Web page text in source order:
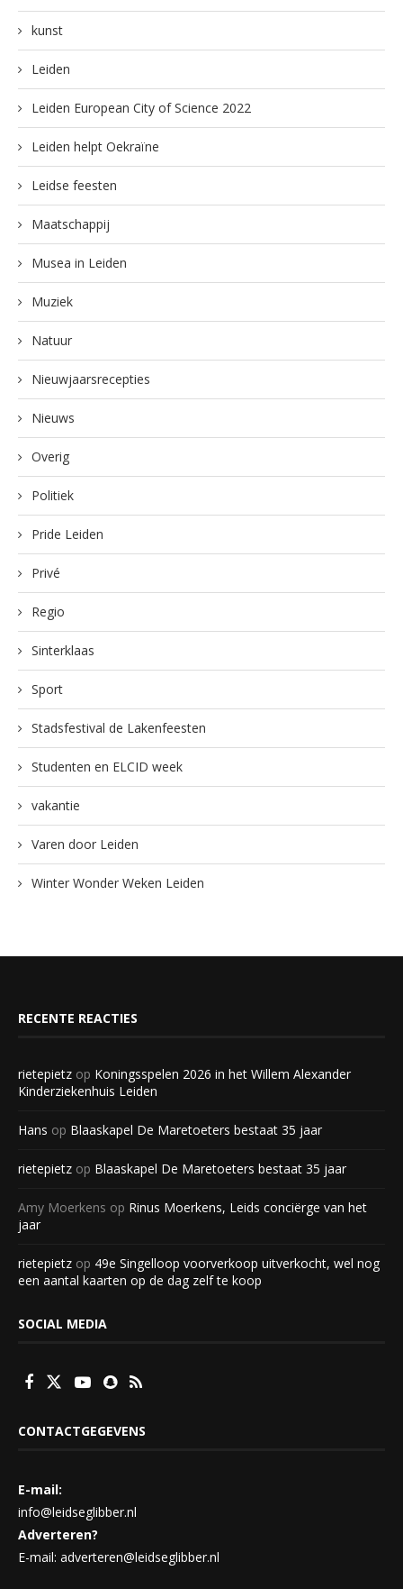
kunst
Leiden
Leiden European City of Science 2022
Leiden helpt Oekraïne
Leidse feesten
Maatschappij
Musea in Leiden
Muziek
Natuur
Nieuwjaarsrecepties
Nieuws
Overig
Politiek
Pride Leiden
Privé
Regio
Sinterklaas
Sport
Stadsfestival de Lakenfeesten
Studenten en ELCID week
vakantie
Varen door Leiden
Winter Wonder Weken Leiden
RECENTE REACTIES
rietepietz op Koningsspelen 2026 in het Willem Alexander
Kinderziekenhuis Leiden
Hans op Blaaskapel De Maretoeters bestaat 35 jaar
rietepietz op Blaaskapel De Maretoeters bestaat 35 jaar
Amy Moerkens op Rinus Moerkens, Leids conciërge van het
jaar
rietepietz op 49e Singelloop voorverkoop uitverkocht, wel nog
een aantal kaarten op de dag zelf te koop
SOCIAL MEDIA
CONTACTGEGEVENS
E-mail:
info@leidseglibber.nl
Adverteren?
E-mail: adverteren@leidseglibber.nl